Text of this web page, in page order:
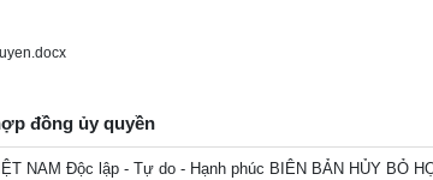
đồng ủy quyền
NAM Độc lập - Tự do - Hạnh phúc BIÊN BẢN HỦY BỎ